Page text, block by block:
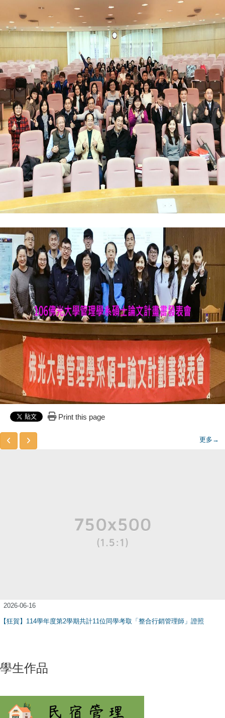
Print this page
更多→
2026-06-16
【狂賀】114學年度第2學期共計11位同學考取「整合行銷管理師」證照
學生作品